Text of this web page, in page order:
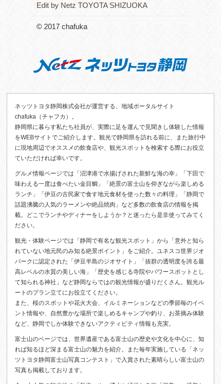
Edit by Netz TOYOTA SHIZUOKA
© 2017 chafuka
ネッツトヨタ静岡株式会社が運営する、地域ポータルサイト
chafuka（チャフカ）。
静岡県に暮らす私たち社員が、実際に足を運んで見聞きし体験した情報
をWEBサイトでご紹介します。観光で静岡県を訪れる前に、また旅行中
に現地周辺でオススメの飲食店や、観光スポットを検索する際にお役立
ていただければ幸いです。
グルメ情報ページでは「沼津港で水揚げされた新鮮な海の幸」「下田で
味わえる一度は食べたい金目鯛」「絶景の富士山を仰ぎながら楽しめる
ランチ」「伊豆の古民家で食す地元食材を使った数々の料理」「静岡で
話題沸騰の人気のラーメンや絶品焼肉」など多数の飲食店の情報を掲
載。どこでランチやディナーをしようか？と迷ったら是非使ってみてく
ださい。
観光・体験ページでは「静岡で有名な観光スポット」から「意外と知ら
れていない地元民のみ知る絶景ポイント」をご紹介。ユネスコ世界ジオ
パークに認定された「伊豆半島のジオサイト」「抜群の透明度を誇る最
高レベルの水質の美しい海」「歴史を感じる寺院やパワースポットとし
て知られる神社」など静岡ならではの観光情報が盛りだくさん。観光ル
ートのプラン立てにお役立てください。
また、桜のスポットや花火大会、イルミネーションなどの季節毎のイベ
ント情報や、自然豊かな場所で楽しめるキャンプや釣り、お茶摘み体験
など、静岡でしか体験できないアクティビティ情報も充実。
富士山のページでは、世界遺産である富士山の歴史や文化を中心に、知
れば知るほど深まる富士山の魅力を紹介。また毎年実施している「ネッ
ツトヨタ静岡富士山写真コンテスト」で入賞された素晴らしい富士山の
写真も掲載しております。